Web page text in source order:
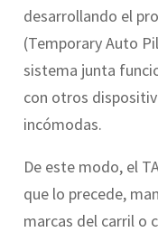
desarrollando el
(Temporary Auto
sistema junta
con otros
incómodas.
De este modo, el
que lo precede,
marcas del carril o